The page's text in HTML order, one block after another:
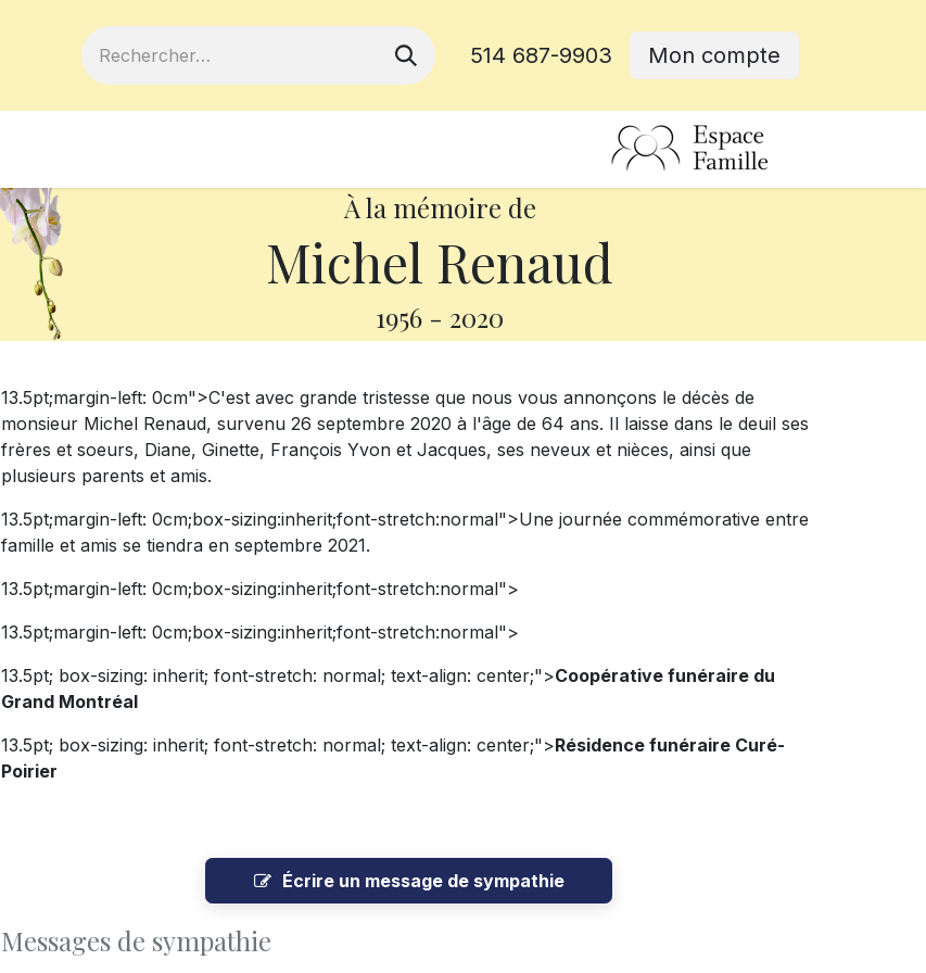
514 687-9903 Mon compte
À la mémoire de
Michel Renaud
1956 - 2020
13.5pt;margin-left: 0cm">C'est avec grande tristesse que nous vous annonçons le décès de
monsieur Michel Renaud, survenu 26 septembre 2020 à l'âge de 64 ans. Il laisse dans le deuil ses
frères et soeurs, Diane, Ginette, François Yvon et Jacques, ses neveux et nièces, ainsi que
plusieurs parents et amis.
13.5pt;margin-left: 0cm;box-sizing:inherit;font-stretch:normal">Une journée commémorative entre
famille et amis se tiendra en septembre 2021.
13.5pt;margin-left: 0cm;box-sizing:inherit;font-stretch:normal">
13.5pt;margin-left: 0cm;box-sizing:inherit;font-stretch:normal">
13.5pt; box-sizing: inherit; font-stretch: normal; text-align: center;">Coopérative funéraire du
Grand Montréal
13.5pt; box-sizing: inherit; font-stretch: normal; text-align: center;">Résidence funéraire Curé-
Poirier
Écrire un message de sympathie
Messages de sympathie